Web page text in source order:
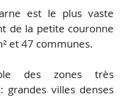
est le plus vaste
de la petite couronne
et 47 communes.
des zones très
grandes villes denses